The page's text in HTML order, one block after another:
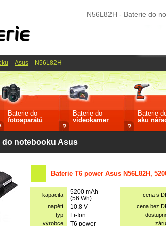
N56L82H - Baterie do
Baterie do
fotoaparátů
Baterie do
videokamer
Baterie
aku
do notebooku Asus
Baterie T6 power Asus N56L82H,
kapacita
5200 mAh
(56 Wh)
cena s
napětí 10.8 V cena bez
typ Li-Ion
výrobce T6 power
Asus N56L82H